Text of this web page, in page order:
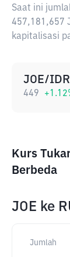
Saat ini
457,181,657
kapitalisasi
JOE/IDR
449 +1.12
Kurs
Berbeda
JOE ke
Jumlah